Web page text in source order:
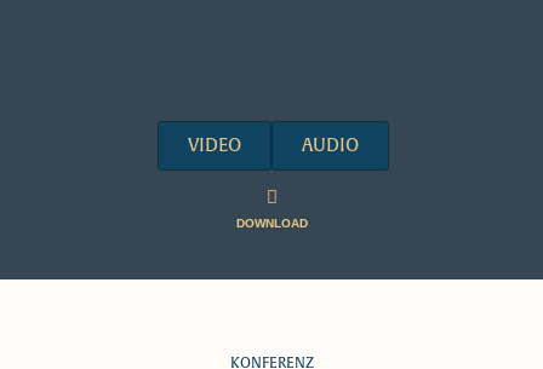
VIDEO AUDIO
DOWNLOAD
KONFERENZ